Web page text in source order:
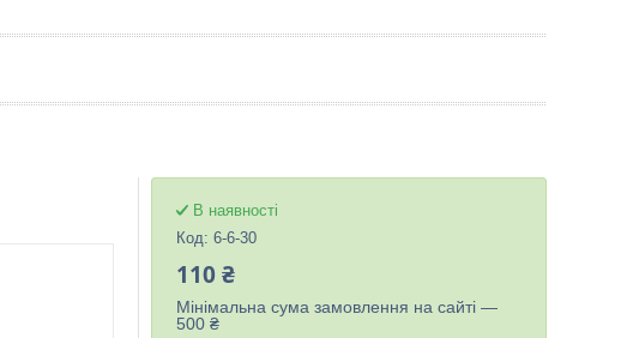
В наявності
Код: 6-6-30
110 ₴
Мінімальна сума замовлення на сайті —
500 ₴